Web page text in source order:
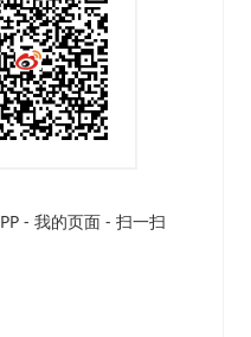
- 我的页面 - 扫一扫